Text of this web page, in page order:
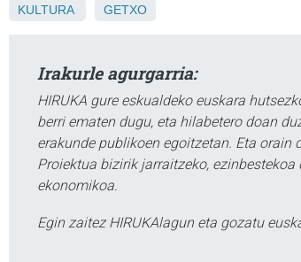
KULTURA GETXO
Irakurle agurgarria:
HIRUKA gure eskualdeko euskara
berri ematen dugu, eta hilabetero doan
erakunde publikoen egoitzetan. Eta
Proiektua bizirik jarraitzeko,
ekonomikoa.
Egin zaitez HIRUKAlagun eta gozatu